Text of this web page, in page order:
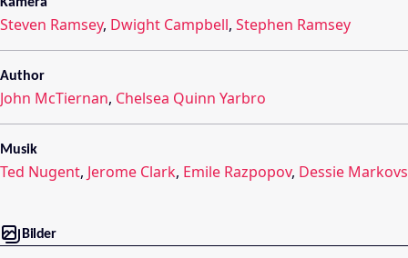
Kamera
Steven Ramsey, Dwight Campbell, Stephen Ramsey
Author
John McTiernan, Chelsea Quinn Yarbro
Musik
Ted Nugent, Jerome Clark, Emile Razpopov, Dessie
Bilder